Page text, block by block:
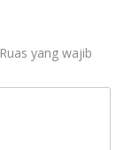
Ruas yang wajib